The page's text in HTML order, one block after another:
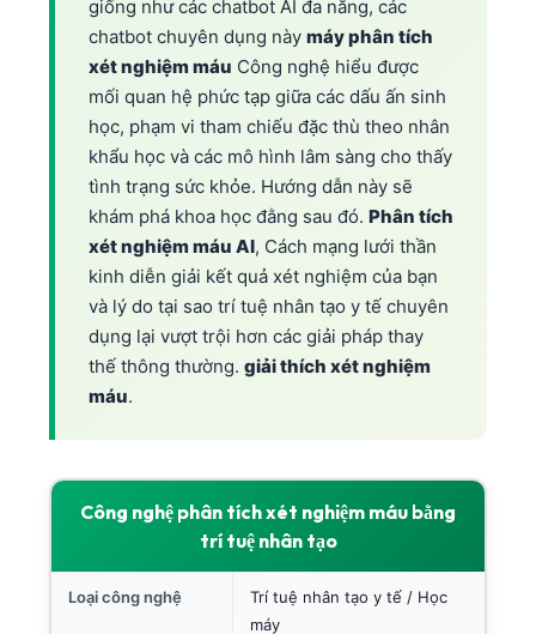
giống như các chatbot AI đa năng, các
chatbot chuyên dụng này máy phân tích
xét nghiệm máu Công nghệ hiểu được
mối quan hệ phức tạp giữa các dấu ấn sinh
học, phạm vi tham chiếu đặc thù theo nhân
khẩu học và các mô hình lâm sàng cho thấy
tình trạng sức khỏe. Hướng dẫn này sẽ
khám phá khoa học đằng sau đó. Phân tích
xét nghiệm máu AI, Cách mạng lưới thần
kinh diễn giải kết quả xét nghiệm của bạn
và lý do tại sao trí tuệ nhân tạo y tế chuyên
dụng lại vượt trội hơn các giải pháp thay
thế thông thường. giải thích xét nghiệm
máu.
Công nghệ phân tích xét nghiệm máu bằng
trí tuệ nhân tạo
Loại công nghệ
Trí tuệ nhân tạo y tế / Học
máy